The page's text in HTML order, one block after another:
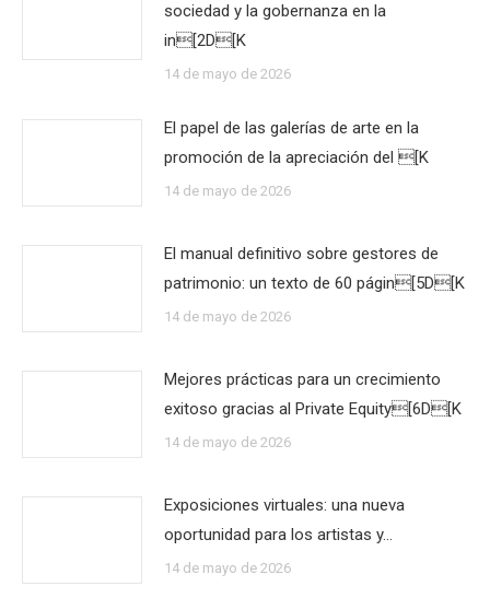
sociedad y la gobernanza en la
in[2D[K
14 de mayo de 2026
El papel de las galerías de arte en la
promoción de la apreciación del [K
14 de mayo de 2026
El manual definitivo sobre gestores de
patrimonio: un texto de 60 págin[5D[K
14 de mayo de 2026
Mejores prácticas para un crecimiento
exitoso gracias al Private Equity[6D[K
14 de mayo de 2026
Exposiciones virtuales: una nueva
oportunidad para los artistas y…
14 de mayo de 2026